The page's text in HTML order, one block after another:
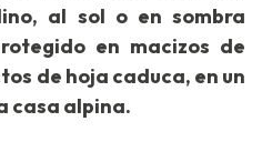
al sol o en sombra
en macizos de
de hoja caduca, en un
casa alpina.